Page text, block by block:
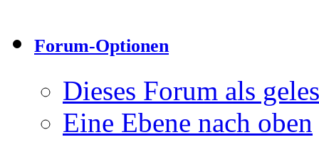
Forum-Optionen
Dieses Forum als
Eine Ebene nach oben